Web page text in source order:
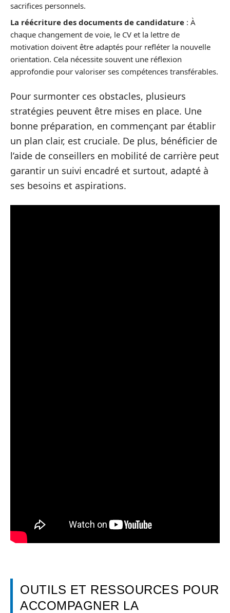
sacrifices personnels.
La réécriture des documents de candidature : À
chaque changement de voie, le CV et la lettre de
motivation doivent être adaptés pour refléter la nouvelle
orientation. Cela nécessite souvent une réflexion
approfondie pour valoriser ses compétences transférables.
Pour surmonter ces obstacles, plusieurs
stratégies peuvent être mises en place. Une
bonne préparation, en commençant par établir
un plan clair, est cruciale. De plus, bénéficier de
l’aide de conseillers en mobilité de carrière peut
garantir un suivi encadré et surtout, adapté à
ses besoins et aspirations.
OUTILS ET RESSOURCES POUR
ACCOMPAGNER LA